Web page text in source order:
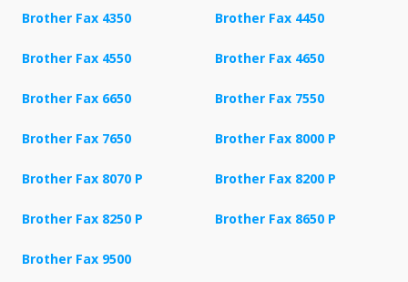
Brother Fax 4350 Brother Fax 4450
Brother Fax 4550 Brother Fax 4650
Brother Fax 6650 Brother Fax 7550
Brother Fax 7650 Brother Fax 8000 P
Brother Fax 8070 P Brother Fax 8200 P
Brother Fax 8250 P Brother Fax 8650 P
Brother Fax 9500